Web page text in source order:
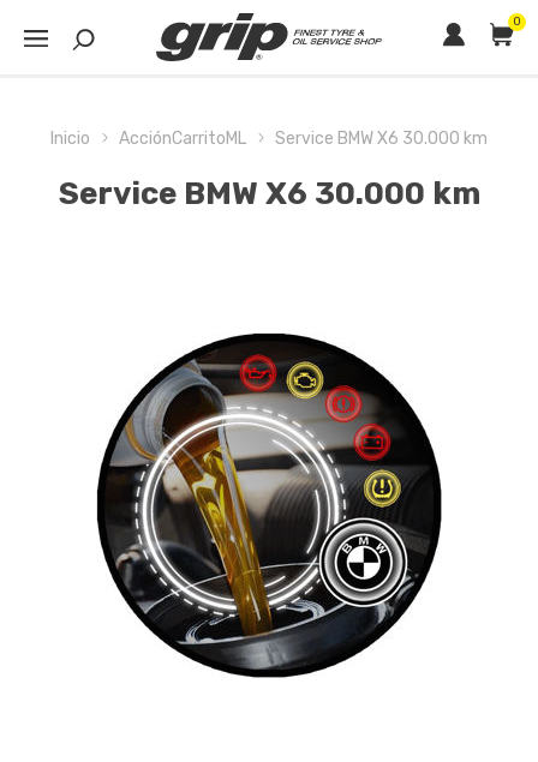
0
Inicio AcciónCarritoML Service BMW X6 30.000 km
Service BMW X6 30.000 km